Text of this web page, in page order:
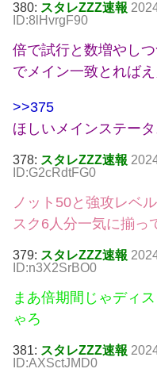
380: スタレZZZ速報
ID:8lHvrgF90
倍で試行と数増やし
でメイン一致とれば
>>375
ほしいメインステー
378: スタレZZZ速報
ID:G2cRdtFG0
ノット50と強攻レベ
スク6人分一気に揃っ
379: スタレZZZ速報
ID:n3X2SrBO0
まあ倍期間じゃディ
ゃろ
381: スタレZZZ速報
ID:AXSctJMD0